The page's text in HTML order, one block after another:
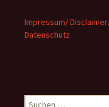
Impressum/
Datenschutz
Suchen